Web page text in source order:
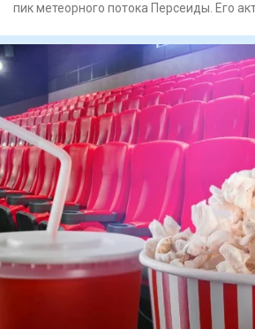
пик метеорного потока Персеиды. Его